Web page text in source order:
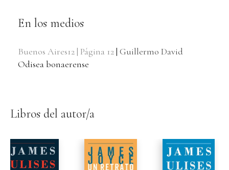
En los medios
Buenos Aires12 | Página 12| Guillermo David
Odisea bonaerense
Libros del autor/a